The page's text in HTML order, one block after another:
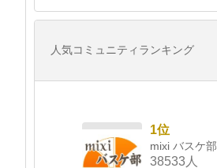
人気コミュニティランキング
1位
mixi バスケ部
38533人